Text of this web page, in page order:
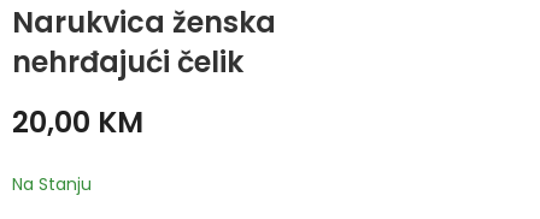
Narukvica ženska
nehrđajući čelik
20,00 KM
Na Stanju